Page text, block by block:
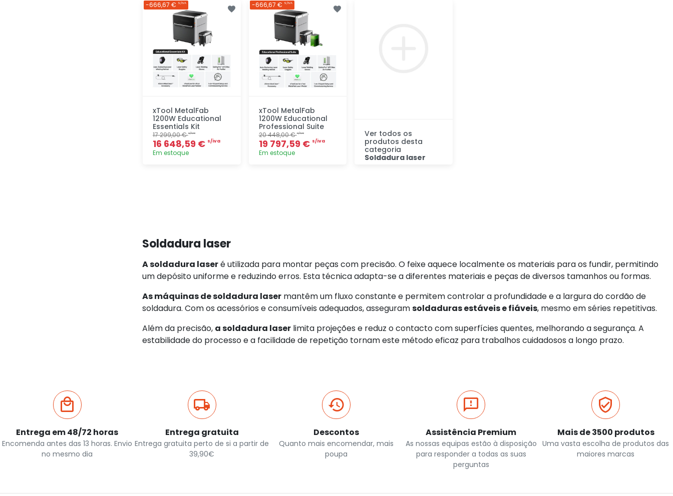
rapidamente
rapidamente
xTool MetalFab
1200W Educational
Essentials Kit
17 299,00 €s/iva
16 648,59 € s/iva
Em estoque
-666,67 € S/IVA
xTool MetalFab
1200W Educational
Professional Suite
20 448,00 €s/iva
19 797,59 € s/iva
Em estoque
-666,67 € S/IVA
Ver todos os
produtos desta
categoria
Soldadura laser
Soldadura laser
A soldadura laseré utilizada para montar peças com precisão. O feixe aquece localmente os materiais para os fundir, permitindo
um depósito uniforme e reduzindo erros. Esta técnica adapta-se a diferentes materiais e peças de diversos tamanhos ou formas.
As máquinas de soldadura lasermantêm um fluxo constante e permitem controlar a profundidade e a largura do cordão de
soldadura. Com os acessórios e consumíveis adequados, asseguramsoldaduras estáveis e fiáveis, mesmo em séries repetitivas.
Além da precisão, a soldadura laserlimita projeções e reduz o contacto com superfícies quentes, melhorando a segurança. A
estabilidade do processo e a facilidade de repetição tornam este método eficaz para trabalhos cuidadosos a longo prazo.
Entrega em 48/72 horas
Encomenda antes das 13 horas. Envio
no mesmo dia
Entrega gratuita
Entrega gratuita perto de si a partir de
39,90€
Descontos
Quanto mais encomendar, mais
poupa
Assistência Premium
As nossas equipas estão à disposição
para responder a todas as suas
perguntas
Mais de 3500 produtos
Uma vasta escolha de produtos das
maiores marcas